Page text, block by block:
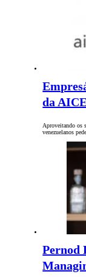
da
Aproveitando os
venezuelanos
Pernod